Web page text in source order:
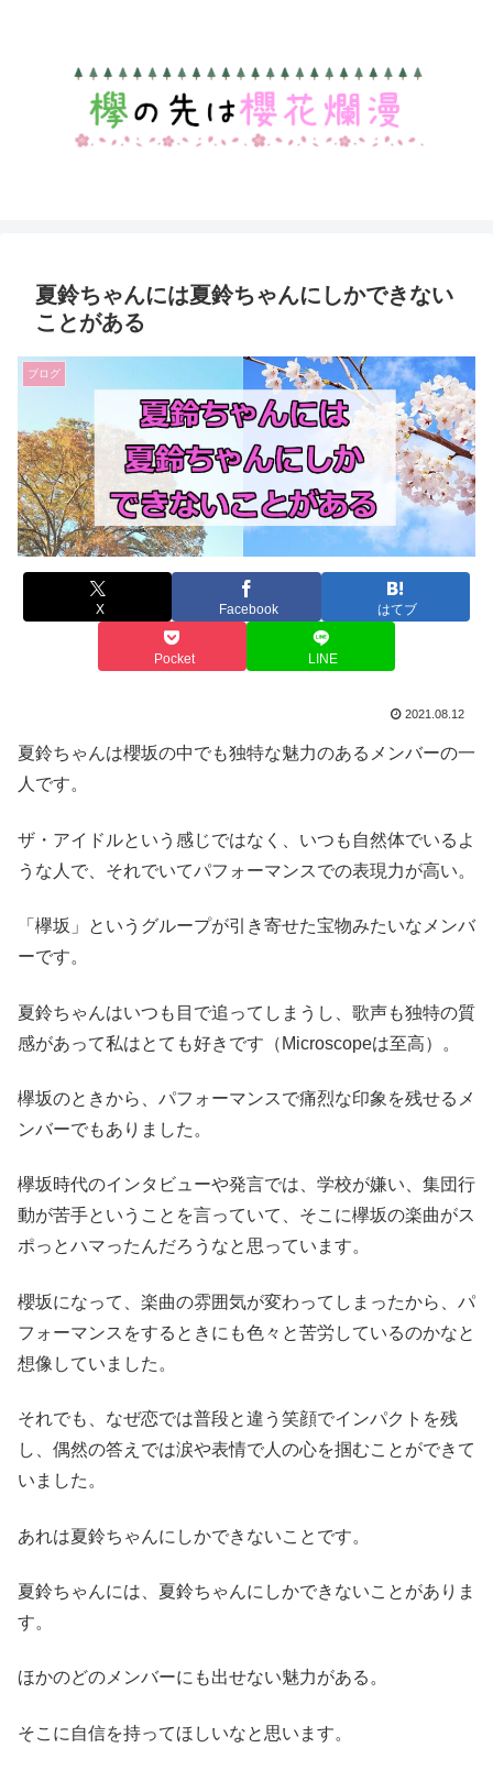
夏鈴ちゃんには夏鈴ちゃんにしかできない
ことがある
ブログ
X Facebook はてブ
Pocket LINE
2021.08.12
夏鈴ちゃんは櫻坂の中でも独特な魅力のあるメンバーの一
人です。
ザ・アイドルという感じではなく、いつも自然体でいるよ
うな人で、それでいてパフォーマンスでの表現力が高い。
「欅坂」というグループが引き寄せた宝物みたいなメンバ
ーです。
夏鈴ちゃんはいつも目で追ってしまうし、歌声も独特の質
感があって私はとても好きです（Microscopeは至高）。
欅坂のときから、パフォーマンスで痛烈な印象を残せるメ
ンバーでもありました。
欅坂時代のインタビューや発言では、学校が嫌い、集団行
動が苦手ということを言っていて、そこに欅坂の楽曲がス
ポっとハマったんだろうなと思っています。
櫻坂になって、楽曲の雰囲気が変わってしまったから、パ
フォーマンスをするときにも色々と苦労しているのかなと
想像していました。
それでも、なぜ恋では普段と違う笑顔でインパクトを残
し、偶然の答えでは涙や表情で人の心を掴むことができて
いました。
あれは夏鈴ちゃんにしかできないことです。
夏鈴ちゃんには、夏鈴ちゃんにしかできないことがありま
す。
ほかのどのメンバーにも出せない魅力がある。
そこに自信を持ってほしいなと思います。